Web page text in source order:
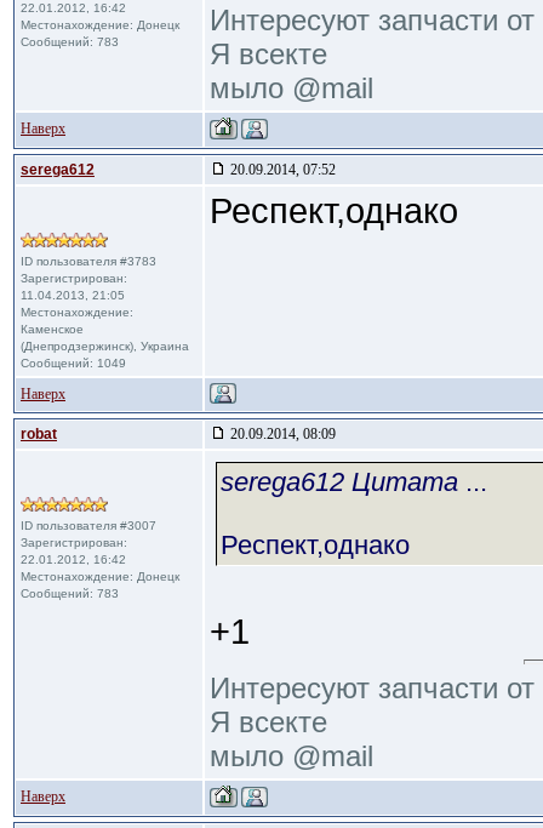
22.01.2012, 16:42
Местонахождение: Донецк
Сообщений: 783
Интересуют запчасти от
Я всекте
мыло @mail
Наверх
serega612 20.09.2014, 07:52
ID пользователя #3783
Зарегистрирован:
11.04.2013, 21:05
Местонахождение:
Каменское
(Днепродзержинск), Украина
Сообщений: 1049
Респект,однако
Наверх
robat 20.09.2014, 08:09
ID пользователя #3007
Зарегистрирован:
22.01.2012, 16:42
Местонахождение: Донецк
Сообщений: 783
serega612 Цитата ...
Респект,однако
+1
Интересуют запчасти от
Я всекте
мыло @mail
Наверх